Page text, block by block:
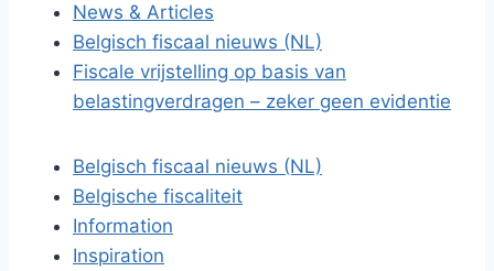
News & Articles
Belgisch fiscaal nieuws (NL)
Fiscale vrijstelling op basis van
belastingverdragen – zeker geen evidentie
Belgisch fiscaal nieuws (NL)
Belgische fiscaliteit
Information
Inspiration